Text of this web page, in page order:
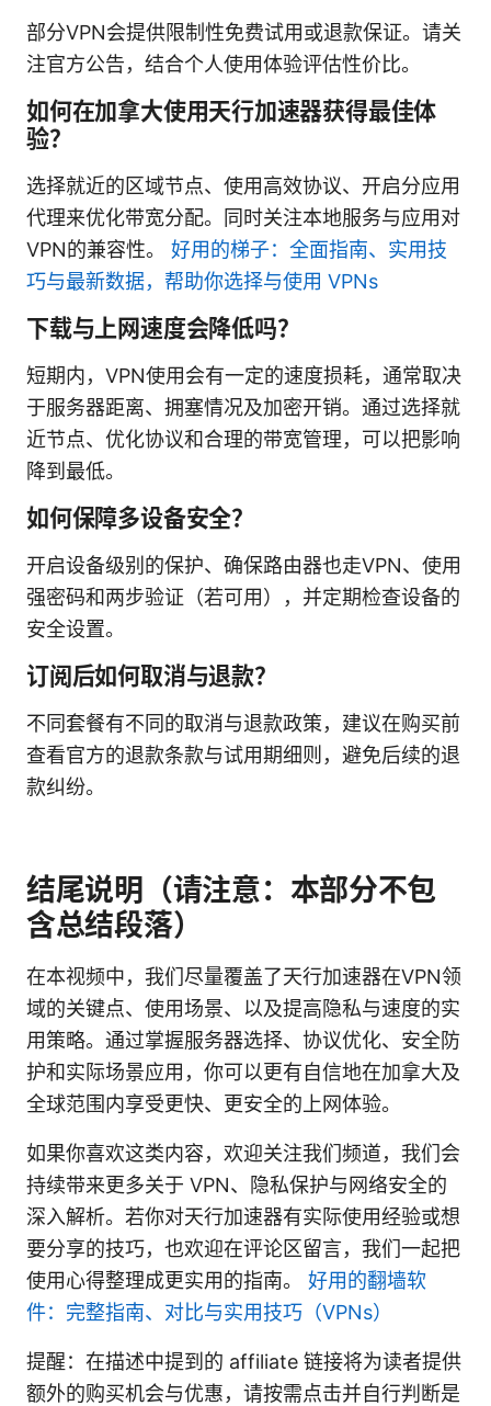
部分VPN会提供限制性免费试用或退款保证。请关
注官方公告，结合个人使用体验评估性价比。
如何在加拿大使用天行加速器获得最佳体
验？
选择就近的区域节点、使用高效协议、开启分应用
代理来优化带宽分配。同时关注本地服务与应用对
VPN的兼容性。 好用的梯子：全面指南、实用技
巧与最新数据，帮助你选择与使用 VPNs
下载与上网速度会降低吗？
短期内，VPN使用会有一定的速度损耗，通常取决
于服务器距离、拥塞情况及加密开销。通过选择就
近节点、优化协议和合理的带宽管理，可以把影响
降到最低。
如何保障多设备安全？
开启设备级别的保护、确保路由器也走VPN、使用
强密码和两步验证（若可用），并定期检查设备的
安全设置。
订阅后如何取消与退款？
不同套餐有不同的取消与退款政策，建议在购买前
查看官方的退款条款与试用期细则，避免后续的退
款纠纷。
结尾说明（请注意：本部分不包
含总结段落）
在本视频中，我们尽量覆盖了天行加速器在VPN领
域的关键点、使用场景、以及提高隐私与速度的实
用策略。通过掌握服务器选择、协议优化、安全防
护和实际场景应用，你可以更有自信地在加拿大及
全球范围内享受更快、更安全的上网体验。
如果你喜欢这类内容，欢迎关注我们频道，我们会
持续带来更多关于 VPN、隐私保护与网络安全的
深入解析。若你对天行加速器有实际使用经验或想
要分享的技巧，也欢迎在评论区留言，我们一起把
使用心得整理成更实用的指南。 好用的翻墙软
件：完整指南、对比与实用技巧（VPNs）
提醒：在描述中提到的 affiliate 链接将为读者提供
额外的购买机会与优惠，请按需点击并自行判断是